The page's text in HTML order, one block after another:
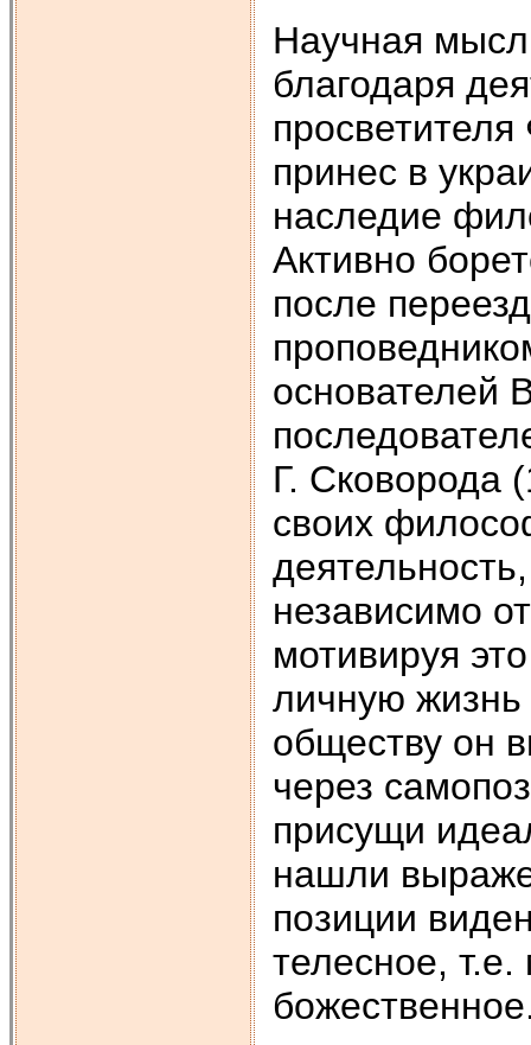
Научная
благодаря
принес в
наследие
Активно
после
основателей
Г. Сковорода
своих
независимо
мотивируя
личную жизнь
обществу он
через
присущи
нашли
позиции
телесное,